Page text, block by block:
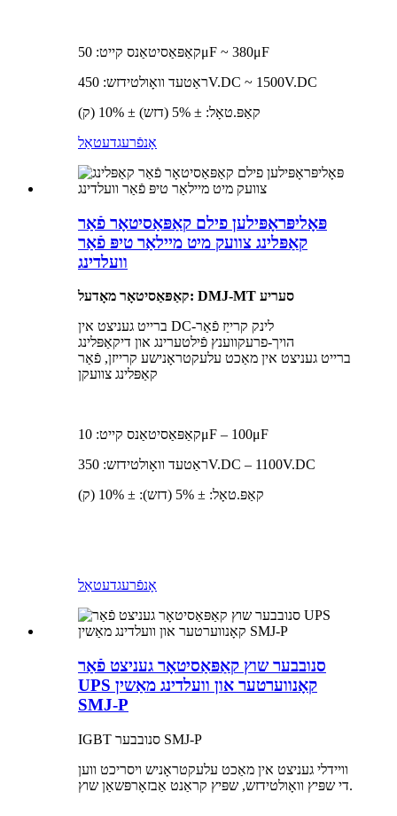
קאַפּאַסיטאַנס קייט: 50μF ~ 380μF
ראַטעד וואָולטידזש: 450V.DC ~ 1500V.DC
קאַפּ.טאָל: ± 5% (דזש) ± 10% (ק)
אָנפֿרעגדעטאַל
פּאָליפּראָפּילען פילם קאַפּאַסיטאָר פֿאַר
קאַפּלינג צוועק מיט מיילאַר טיפּ פֿאַר
וועלדינג
קאַפּאַסיטאָר מאָדעל: DMJ-MT סעריע
ברייט געניצט אין DC-לינק קרייַז פֿאַר
הויך-פרעקווענץ פֿילטערינג און דיקאַפּלינג
ברייט געניצט אין מאַכט עלעקטראָנישע קרייזן, פֿאַר
קאַפּלינג צוועקן
קאַפּאַסיטאַנס קייט: 10μF – 100μF
ראַטעד וואָולטידזש: 350V.DC – 1100V.DC
קאַפּ.טאָל: ± 5% (דזש): ± 10% (ק)
אָנפֿרעגדעטאַל
סנובבער שוץ קאַפּאַסיטאָר געניצט פֿאַר
UPS קאָנווערטער און וועלדינג מאַשין
SMJ-P
IGBT סנובבער SMJ-P
וויידלי געניצט אין מאַכט עלעקטראָניש ויסריכט ווען
די שפּיץ וואָולטידזש, שפּיץ קראַנט אַבזאָרפּשאַן שוץ.